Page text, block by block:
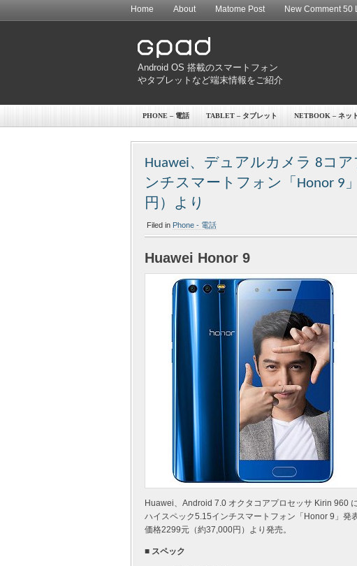
Home About Matome Post New Comment 50
Android OS 搭載のスマートフォン
やタブレットなど端末情報をご紹介
PHONE – 電話 TABLET – タブレット NETBOOK – ネッ
Huawei、デュアルカメラ 8コ
ンチスマートフォン「Honor 9
円）より
Filed in Phone - 電話
Huawei Honor 9
Huawei、Android 7.0 オクタコアプロセッサ Kirin 960
ハイスペック5.15インチスマートフォン「Honor 9」発
価格2299元（約37,000円）より発売。
■ スペック